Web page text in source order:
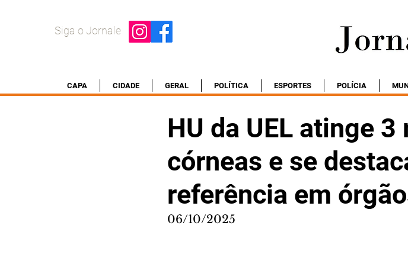
Siga o Jornale
CAPA CIDADE GERAL POLÍTICA ESPORTES POLÍCIA
HU da UEL atinge
córneas e se
referência em
06/10/2025